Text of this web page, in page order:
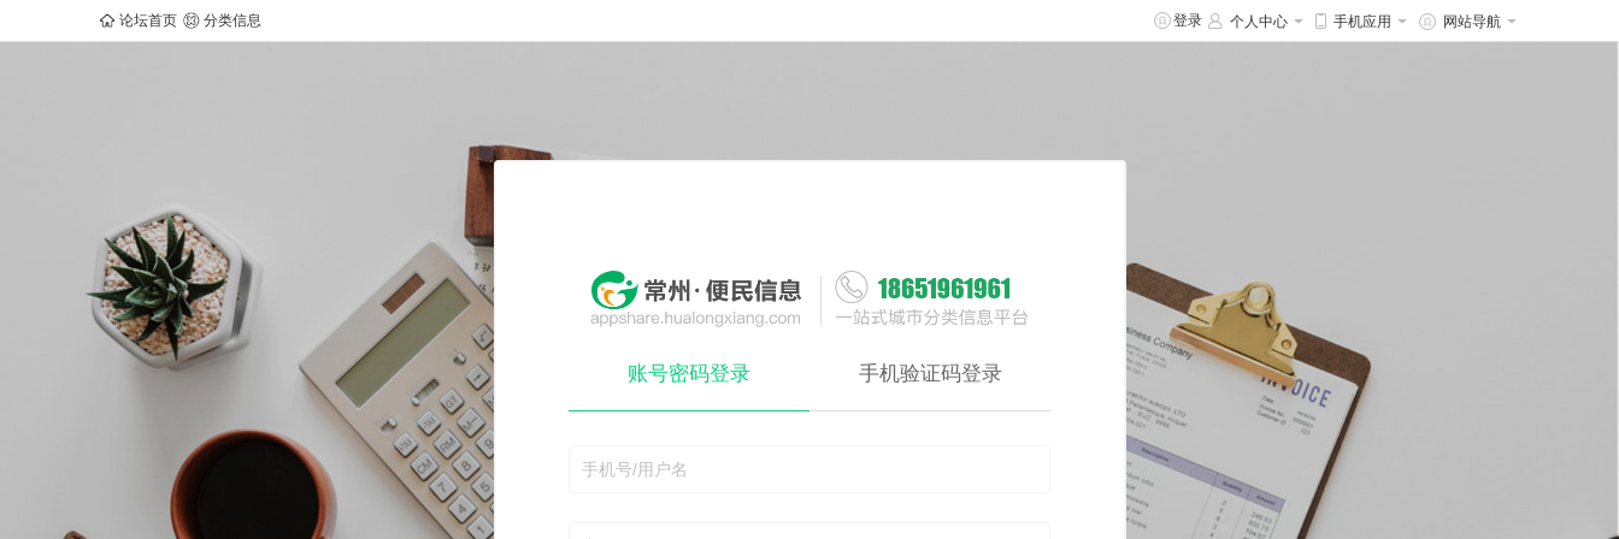
论坛首页 分类信息 登录 个人中心 手机应用 网站导航
账号密码登录 手机验证码登录